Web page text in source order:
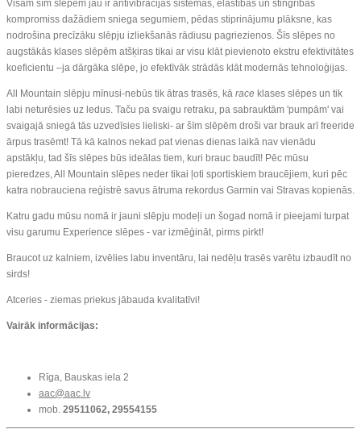
Visām šīm slēpēm jau ir antivibrācijas sistēmas, elastības un stingrības
kompromiss dažādiem sniega segumiem, pēdas stiprinājumu plāksne, kas
nodrošina precīzāku slēpju izliekšanās rādiusu pagriezienos. Šīs slēpes no
augstākās klases slēpēm atšķiras tikai ar visu klāt pievienoto ekstru efektivitātes
koeficientu –ja dārgāka slēpe, jo efektīvāk strādās klāt modernās tehnoloģijas.
All Mountain slēpju mīnusi-nebūs tik ātras trasēs, kā race klases slēpes un tik
labi neturēsies uz ledus. Taču pa svaigu retraku, pa sabrauktām 'pumpām' vai
svaigajā sniegā tās uzvedīsies lieliski- ar šīm slēpēm droši var brauk arī freeride
ārpus trasēmt! Tā kā kalnos nekad pat vienas dienas laikā nav vienādu
apstākļu, tad šīs slēpes būs ideālas tiem, kuri brauc baudīt! Pēc mūsu
pieredzes, All Mountain slēpes neder tikai ļoti sportiskiem braucējiem, kuri pēc
katra nobrauciena reģistrē savus ātruma rekordus Garmin vai Stravas kopienās.
Katru gadu mūsu nomā ir jauni slēpju modeļi un šogad nomā ir pieejami turpat
visu garumu Experience slēpes - var izmēģināt, pirms pirkt!
Braucot uz kalniem, izvēlies labu inventāru, lai nedēļu trasēs varētu izbaudīt no
sirds!
Atceries - ziemas priekus jābauda kvalitatīvi!
Vairāk informācijas:
Rīga, Bauskas iela 2
aac@aac.lv
mob. 29511062, 29554155